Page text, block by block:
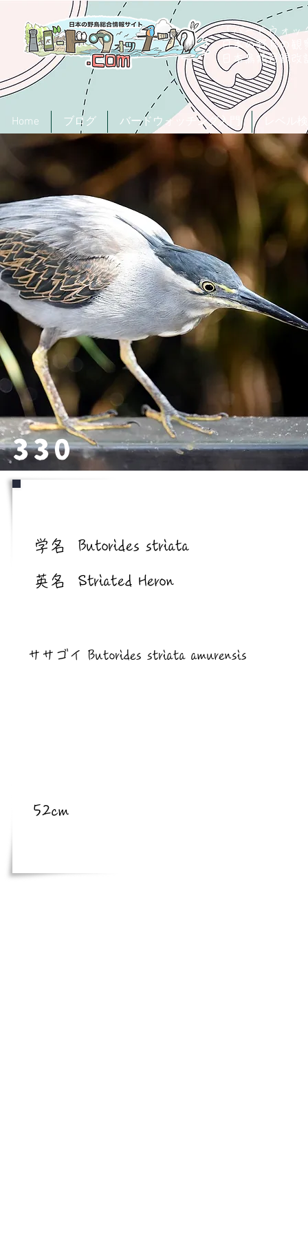
「バードウォッ
日本の野鳥の観
日本鳥類目録
Home ブログ バードウォッチング入門
330
学名 Butorides striata
英名 Striated Heron
ササゴイ Butorides striata amurensis
52cm